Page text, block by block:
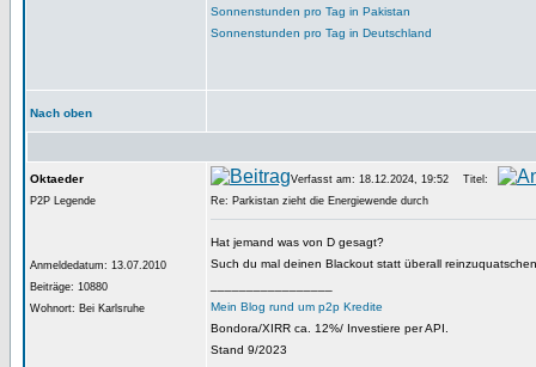
Sonnenstunden pro Tag in Pakistan
Sonnenstunden pro Tag in Deutschland
Nach oben
Oktaeder
P2P Legende
Anmeldedatum: 13.07.2010
Beiträge: 10880
Wohnort: Bei Karlsruhe
Verfasst am: 18.12.2024, 19:52
Titel:
Re: Parkistan zieht die Energiewende durch
Hat jemand was von D gesagt?
Such du mal deinen Blackout statt überall
Mein Blog rund um p2p Kredite
Bondora/XIRR ca. 12%/ Investiere per API.
Stand 9/2023